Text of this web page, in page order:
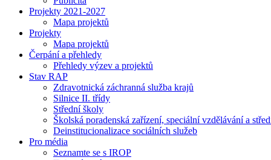
Projekty 2021-2027
Mapa projektů
Projekty
Mapa projektů
Čerpání a přehledy
Přehledy výzev a projektů
Stav RAP
Zdravotnická záchranná služba krajů
Silnice II. třídy
Střední školy
Školská poradenská zařízení, speciální vzdělávání a
Deinstitucionalizace sociálních služeb
Pro média
Seznamte se s IROP